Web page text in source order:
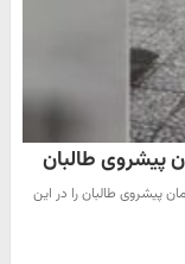
پیشروی طالبان
پیشروی طالبان را در این